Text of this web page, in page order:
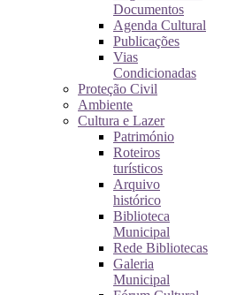
Documentos
Agenda Cultural
Publicações
Vias
Condicionadas
Proteção Civil
Ambiente
Cultura e Lazer
Património
Roteiros
turísticos
Arquivo
histórico
Biblioteca
Municipal
Rede Bibliotecas
Galeria
Municipal